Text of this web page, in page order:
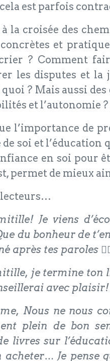
est parfois
la croisée des
concrètes et
? Comment
les disputes et
? Mais aussi
et l’autonomie
l’importance de
de soi et
en soi pour
permet de mieux
lecteurs…
Je viens
du bonheur de
après tes paroles
je termine ton
avec plaisir!
Nous ne nous
plein de bon
livres sur
acheter… Je pense